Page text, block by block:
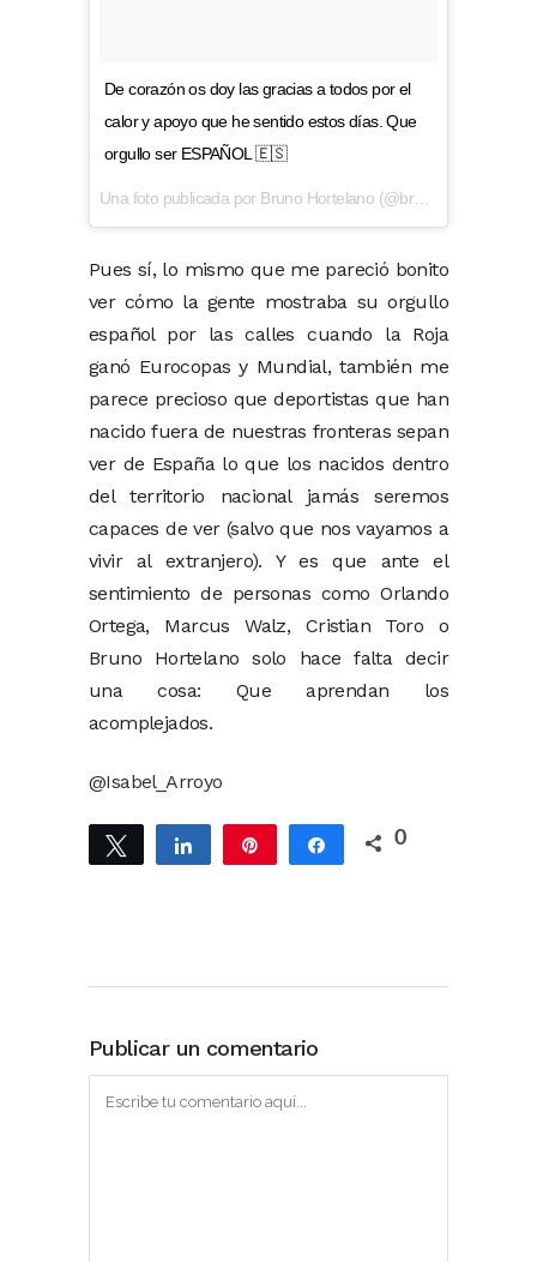
De corazón os doy las gracias a todos por el
calor y apoyo que he sentido estos días. Que
orgullo ser ESPAÑOL 🇪🇸
Pues sí, lo mismo que me pareció bonito
ver cómo la gente mostraba su orgullo
español por las calles cuando la Roja
ganó Eurocopas y Mundial, también me
parece precioso que deportistas que han
nacido fuera de nuestras fronteras sepan
ver de España lo que los nacidos dentro
del territorio nacional jamás seremos
capaces de ver (salvo que nos vayamos a
vivir al extranjero). Y es que ante el
sentimiento de personas como Orlando
Ortega, Marcus Walz, Cristian Toro o
Bruno Hortelano solo hace falta decir
una cosa: Que aprendan los
acomplejados.
@Isabel_Arroyo
Twittear Compartir Compartir
0
Publicar un comentario